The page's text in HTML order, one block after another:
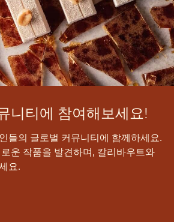
니티에 참여해보세요!
들의 글로벌 커뮤니티에 함께하세요.
운 작품을 발견하며, 칼리바우트와
요.